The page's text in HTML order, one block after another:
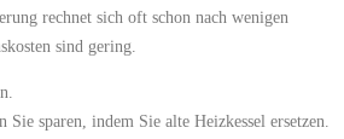
rechnet sich oft schon nach wenigen
sind gering.
sparen, indem Sie alte Heizkessel ersetzen.